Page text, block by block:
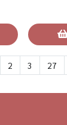
2 3 27